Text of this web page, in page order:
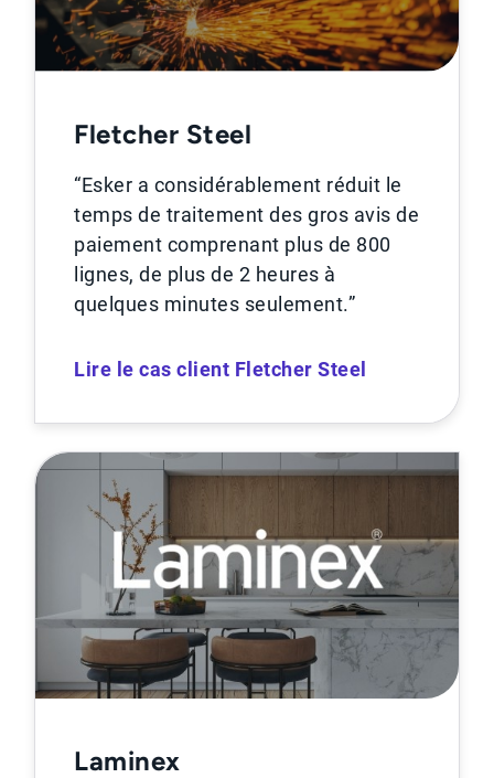
Fletcher Steel
“Esker a considérablement réduit le
temps de traitement des gros avis de
paiement comprenant plus de 800
lignes, de plus de 2 heures à
quelques minutes seulement.”
Lire le cas client Fletcher Steel
Laminex